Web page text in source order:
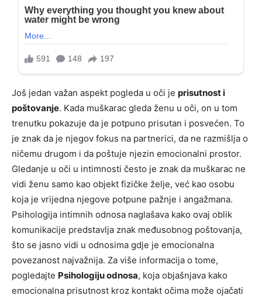
Još jedan važan aspekt pogleda u oči je prisutnost i
poštovanje. Kada muškarac gleda ženu u oči, on u tom
trenutku pokazuje da je potpuno prisutan i posvećen. To
je znak da je njegov fokus na partnerici, da ne razmišlja o
ničemu drugom i da poštuje njezin emocionalni prostor.
Gledanje u oči u intimnosti često je znak da muškarac ne
vidi ženu samo kao objekt fizičke želje, već kao osobu
koja je vrijedna njegove potpune pažnje i angažmana.
Psihologija intimnih odnosa naglašava kako ovaj oblik
komunikacije predstavlja znak međusobnog poštovanja,
što se jasno vidi u odnosima gdje je emocionalna
povezanost najvažnija. Za više informacija o tome,
pogledajte Psihologiju odnosa, koja objašnjava kako
emocionalna prisutnost kroz kontakt očima može ojačati